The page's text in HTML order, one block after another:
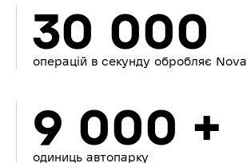
30 000
операцій в секунду обробляє
9 000 +
одиниць автопарку